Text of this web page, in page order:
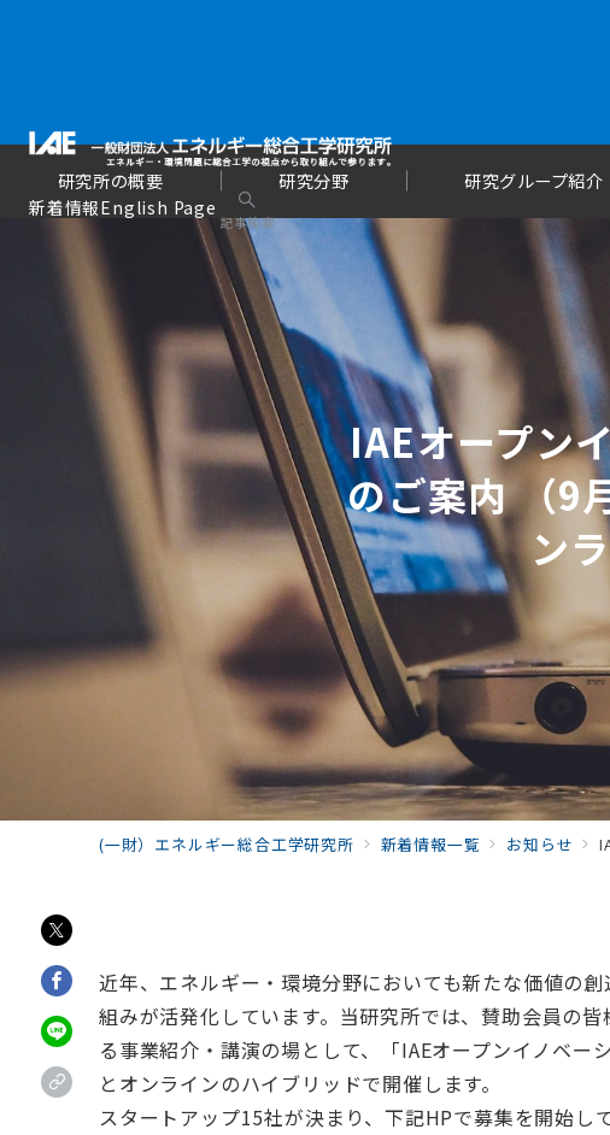
新着情報English Page
記事検索
研究所の概要 研究分野 研究グループ紹介
IAEオープン
のご案内 （
ン
(一財）エネルギー総合工学研究所 新着情報一覧 お知らせ
近年、エネルギー・環境分野においても新たな価値の
組みが活発化しています。当研究所では、賛助会員の
る事業紹介・講演の場として、「IAEオープンイノベー
とオンラインのハイブリッドで開催します。
スタートアップ15社が決まり、下記HPで募集を開始